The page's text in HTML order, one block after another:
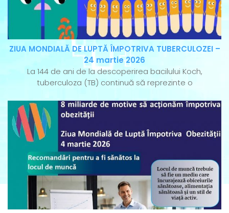
ZIUA MONDIALĂ DE LUPTĂ ÎMPOTRIVA TUBERCULOZEI –
24 martie 2026
La 144 de ani de la descoperirea bacilului Koch,
tuberculoza (TB) continuă să reprezinte o